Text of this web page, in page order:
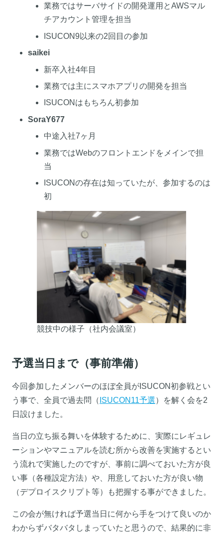
業務ではサーバサイドの開発運用とAWSマル
チアカウント管理を担当
ISUCON9以来の2回目の参加
saikei
新卒入社4年目
業務では主にスマホアプリの開発を担当
ISUCONはもちろん初参加
SoraY677
中途入社7ヶ月
業務ではWebのフロントエンドをメインで担
当
ISUCONの存在は知っていたが、参加するのは
初
競技中の様子（社内会議室）
予選当日まで（事前準備）
今回参加したメンバーのほぼ全員がISUCON初参戦とい
う事で、全員で過去問（ ISUCON11予選）を解く会を2
日設けました。
当日の立ち振る舞いを体験するために、実際にレギュレ
ーションやマニュアルを読む所から改善を実施するとい
う流れで実施したのですが、事前に調べておいた方が良
い事（各種設定方法）や、用意しておいた方が良い物
（デプロイスクリプト等）も把握する事ができました。
この会が無ければ予選当日に何から手をつけて良いのか
わからずバタバタしまっていたと思うので、結果的に非